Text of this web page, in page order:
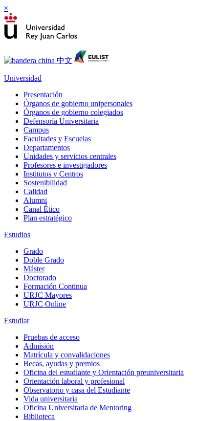
×
Universidad
Presentación
Órganos de gobierno unipersonales
Órganos de gobierno colegiados
Defensoría Universitaria
Campus
Facultades y Escuelas
Departamentos
Unidades y servicios centrales
Profesores e investigadores
Institutos y Centros
Sostenibilidad
Calidad
Alumni
Canal Ético
Plan estratégico
Estudios
Grado
Doble Grado
Máster
Doctorado
Formación Continua
URJC Mayores
URJC Online
Estudiar
Pruebas de acceso
Admisión
Matrícula y convalidaciones
Becas, ayudas y premios
Oficina del estudiante y Orientación preuniversitaria
Orientación laboral y profesional
Observatorio y casa del Estudiante
Vida universitaria
Oficina Universitaria de Mentoring
Biblioteca